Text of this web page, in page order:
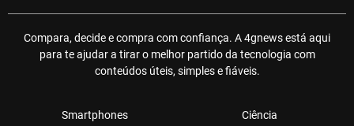
Compara, decide e compra com confiança. A 4gnews está aqui
para te ajudar a tirar o melhor partido da tecnologia com
conteúdos úteis, simples e fiáveis.
Smartphones Ciência